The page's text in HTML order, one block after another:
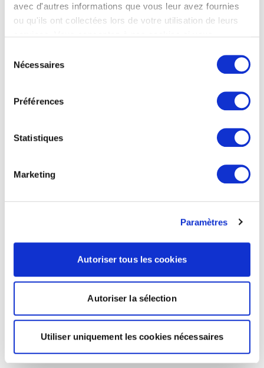
avec d'autres informations que vous leur avez fournies
ou qu'ils ont collectées lors de votre utilisation de leurs
Nécessaires
Préférences
Statistiques
Marketing
Paramètres
Autoriser tous les cookies
Autoriser la sélection
Utiliser uniquement les cookies nécessaires